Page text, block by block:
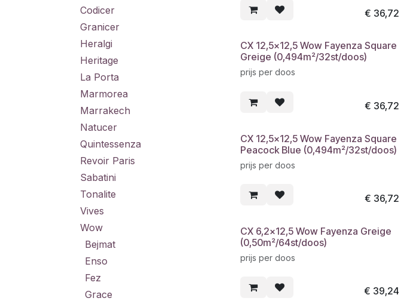
Codicer
Granicer
Heralgi
Heritage
La Porta
Marmorea
Marrakech
Natucer
Quintessenza
Revoir Paris
Sabatini
Tonalite
Vives
Wow
Bejmat
Enso
Fez
Grace
€ 36,72
CX 12,5x12,5 Wow Fayenza Square
Greige (0,494m²/32st/doos)
prijs per doos
€ 36,72
CX 12,5x12,5 Wow Fayenza Square
Peacock Blue (0,494m²/32st/doos)
prijs per doos
€ 36,72
CX 6,2x12,5 Wow Fayenza Greige
(0,50m²/64st/doos)
prijs per doos
€ 39,24